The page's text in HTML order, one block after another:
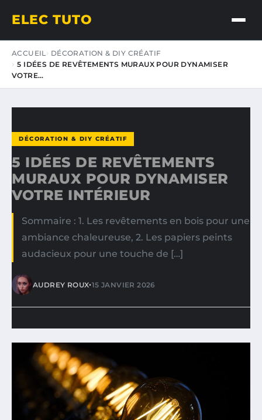
ELEC TUTO
ACCUEIL
DÉCORATION & DIY CRÉATIF
5 IDÉES DE REVÊTEMENTS MURAUX POUR DYNAMISER
VOTRE…
DÉCORATION & DIY CRÉATIF
5 IDÉES DE REVÊTEMENTS
MURAUX POUR DYNAMISER
VOTRE INTÉRIEUR
Sommaire : 1. Les revêtements en bois pour une
ambiance chaleureuse, 2. Les papiers peints
audacieux pour une touche de […]
AUDREY ROUX•15 JANVIER 2026